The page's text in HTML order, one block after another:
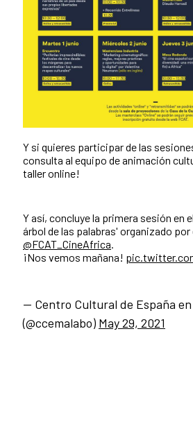
Y si quieres participar de las
consulta al equipo de animación
taller online!
Y así, concluye la primera sesión en el
árbol de las palabras' organizado por
@FCAT_CineAfrica.
¡Nos vemos mañana!
— Centro Cultural de España en
(@ccemalabo) May 29, 2021